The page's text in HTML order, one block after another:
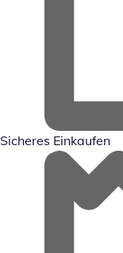
Sicheres Einkaufen